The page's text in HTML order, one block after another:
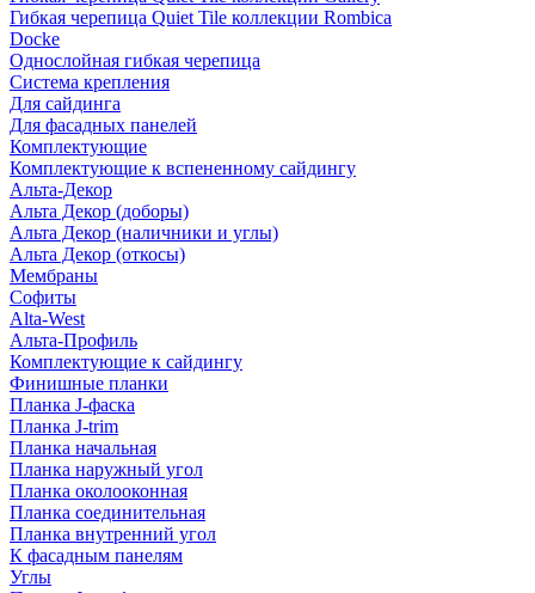
Гибкая черепица Quiet Tile коллекции Rombica
Docke
Однослойная гибкая черепица
Система крепления
Для сайдинга
Для фасадных панелей
Комплектующие
Комплектующие к вспененному сайдингу
Альта-Декор
Альта Декор (доборы)
Альта Декор (наличники и углы)
Альта Декор (откосы)
Мембраны
Софиты
Alta-West
Альта-Профиль
Комплектующие к сайдингу
Финишные планки
Планка J-фаска
Планка J-trim
Планка начальная
Планка наружный угол
Планка околооконная
Планка соединительная
Планка внутренний угол
К фасадным панелям
Углы